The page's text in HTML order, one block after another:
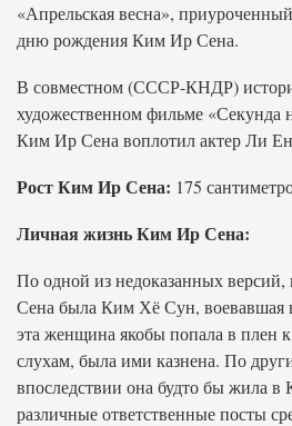
«Апрельская весна»,
дню рождения Ким Ир Сена.
В совместном (СССР-КНДР)
художественном фильме «Секунда
Ким Ир Сена воплотил актер Ли
Рост Ким Ир Сена: 175
Личная жизнь Ким Ир Сена:
По одной из недоказанных
Сена была Ким Хё Сун, воевавшая
эта женщина якобы попала в плен
слухам, была ими казнена. По
впоследствии она будто бы жила
различные ответственные посты